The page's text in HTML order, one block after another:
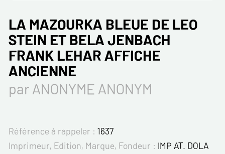
LA MAZOURKA BLEUE DE LEO
STEIN ET BELA JENBACH
FRANK LEHAR AFFICHE
ANCIENNE
par ANONYME ANONYM
Référence à rappeler : 1637
Imprimeur, Edition, Marque, Fondeur : IMP AT. DOLA